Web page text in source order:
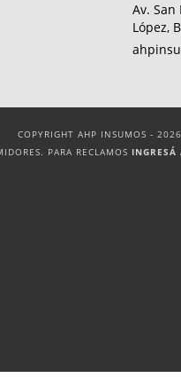
Av.
López,
COPYRIGHT AHP INSUMOS -
PARA RECLAMOS INGRESÁ